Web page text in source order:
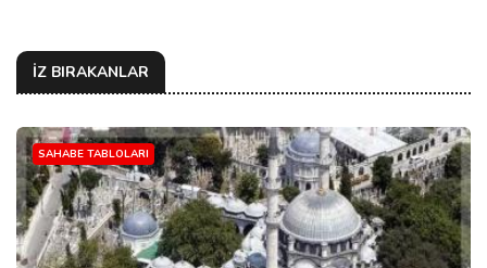
İZ BIRAKANLAR
SAHABE TABLOLARI